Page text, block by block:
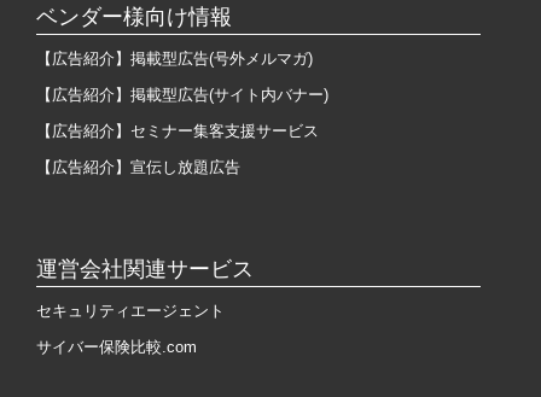
ベンダー様向け情報
【広告紹介】掲載型広告(号外メルマガ)
【広告紹介】掲載型広告(サイト内バナー)
【広告紹介】セミナー集客支援サービス
【広告紹介】宣伝し放題広告
運営会社関連サービス
セキュリティエージェント
サイバー保険比較.com